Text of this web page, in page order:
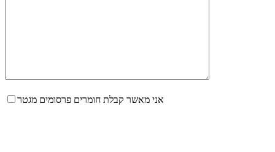
אני מאשר קבלת חומרים פרסומים מגטר